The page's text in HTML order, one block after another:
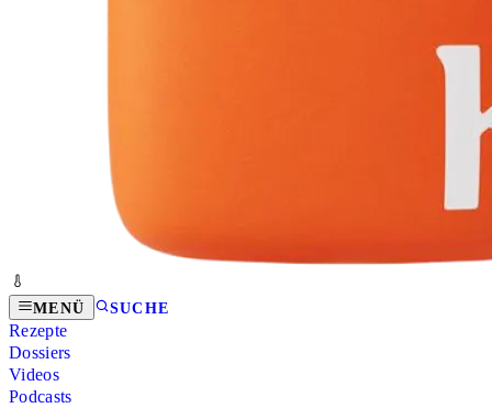
MENÜ SUCHE
Rezepte
Dossiers
Videos
Podcasts